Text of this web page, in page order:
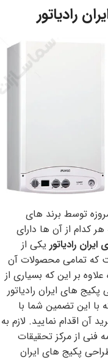
رادیاتور
توسط برند های
کدام از آن ها دارای
رادیاتور یکی از
که تمامی محصولات آن
بر این که بسیاری از
های ایران رادیاتور
که با این تضمین شما با
آن اقدام نمایید. لازم به
فنی از مرکز تحقیقات
پکیج های ایران